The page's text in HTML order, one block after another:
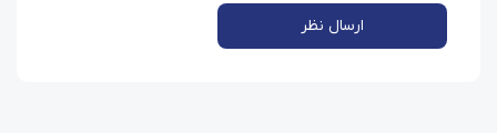
ارسال نظر